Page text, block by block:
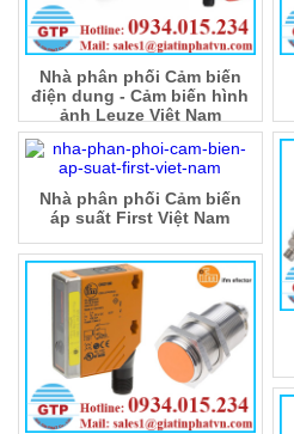
Nhà phân phối Cảm biến
điện dung - Cảm biến hình
ảnh Leuze Việt Nam
Nhà phân phối Cảm biến
áp suất First Việt Nam